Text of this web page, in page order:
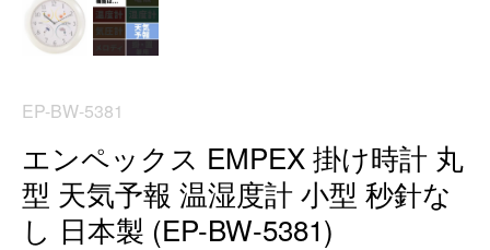
EP-BW-5381
エンペックス EMPEX 掛け時計 丸
型 天気予報 温湿度計 小型 秒針な
し 日本製 (EP-BW-5381)